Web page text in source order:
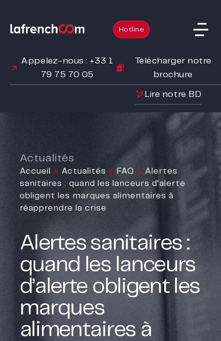
Hotline
Appelez-nous : +33 1
79 75 70 05
Télécharger notre
brochure
Lire notre BD
Actualités
Accueil » Actualités » FAQ » Alertes
sanitaires : quand les lanceurs d’alerte
obligent les marques alimentaires à
réapprendre la crise
Alertes sanitaires :
quand les lanceurs
d’alerte obligent les
marques
alimentaires à